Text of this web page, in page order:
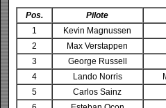
Pos.
Pilote
1
Kevin Magnussen
2
Max Verstappen
3
George Russell
4
Lando Norris
5
Carlos Sainz